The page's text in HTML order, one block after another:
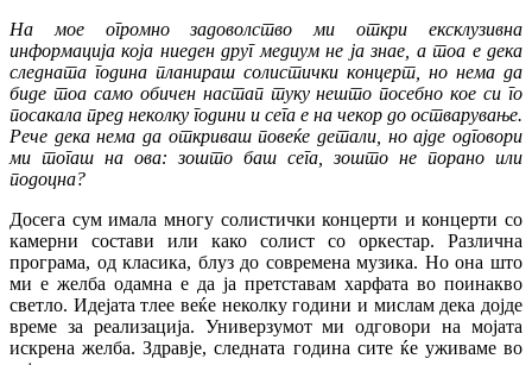
На мое огромно задоволство ми откри ексклузивна
информација која ниеден друг медиум не ја знае, а тоа е дека
следната година планираш солистички концерт, но нема да
биде тоа само обичен настап туку нешто посебно кое си го
посакала пред неколку години и сега е на чекор до остварување.
Рече дека нема да откриваш повеќе детали, но ајде одговори
ми тогаш на ова: зошто баш сега, зошто не порано или
подоцна?
Досега сум имала многу солистички концерти и концерти со
камерни состави или како солист со оркестар. Различна
програма, од класика, блуз до современа музика. Но она што
ми е желба одамна е да ја претставам харфата во поинакво
светло. Идејата тлее веќе неколку години и мислам дека дојде
време за реализација. Универзумот ми одговори на мојата
искрена желба. Здравје, следната година сите ќе уживаме во